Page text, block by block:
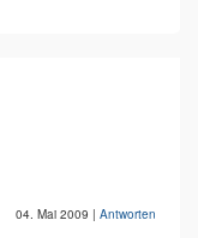
04. Mai 2009 | Antworten